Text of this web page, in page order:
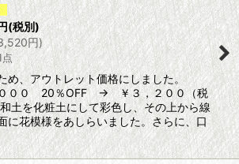
(税別)
円)
め、アウトレット価格にしました。
００ 20％OFF → ￥３，２００（税
土を化粧土にして彩色し、その上から線
に花模様をあしらいました。さらに、口